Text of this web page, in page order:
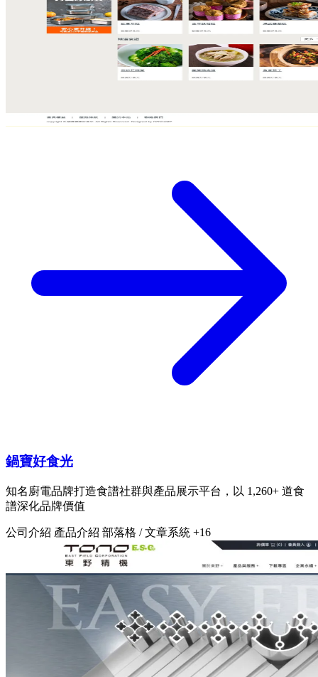
鍋寶好食光
知名廚電品牌打造食譜社群與產品展示平台，以 1,260+ 道食
譜深化品牌價值
公司介紹 產品介紹 部落格 / 文章系統 +16